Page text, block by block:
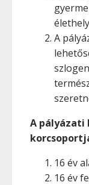
A
A pályázati
16 év
16 év